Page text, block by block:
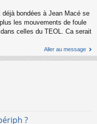
bondées à Jean Macé se
les mouvements de foule
celles du TEOL. Ca serait
Aller au message
?